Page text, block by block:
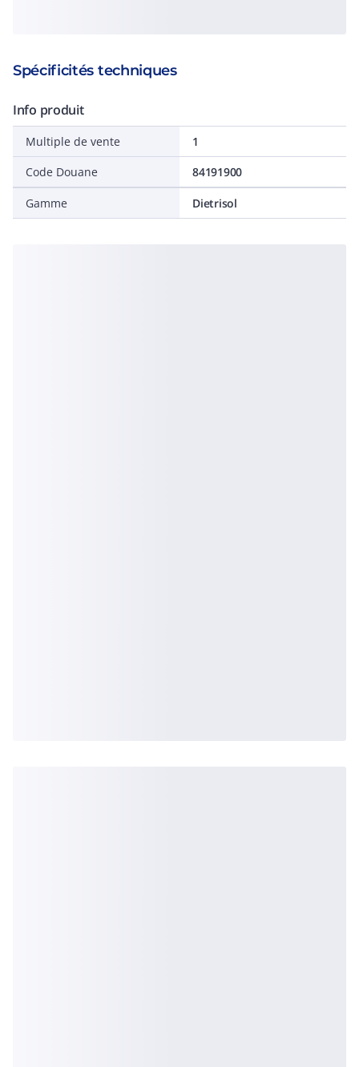
Spécificités techniques
Info produit
Multiple de vente
1
Code Douane
84191900
Gamme Dietrisol